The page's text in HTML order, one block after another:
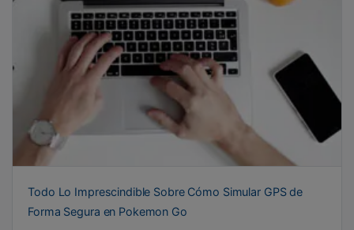
Todo Lo Imprescindible Sobre Cómo Simular GPS de
Forma Segura en Pokemon Go